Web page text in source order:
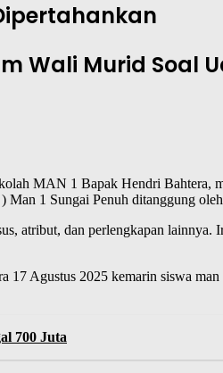
Wali Murid Soal
MAN 1 Bapak Hendri Bahtera,
Man 1 Sungai Penuh ditanggung
atribut, dan perlengkapan
17 Agustus 2025 kemarin siswa
700 Juta